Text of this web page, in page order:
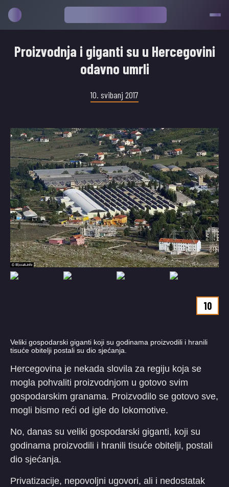
Proizvodnja i giganti su u Hercegovini
odavno umrli
10. svibanj 2017
10
Veliki gospodarski giganti koji su godinama proizvodili i hranili
tisuće obitelji postali su dio sjećanja.
Hercegovina je nekada slovila za regiju koja se
mogla pohvaliti proizvodnjom u gotovo svim
gospodarskim granama. Proizvodilo se gotovo sve,
mogli bismo reći od igle do lokomotive.
No, danas su veliki gospodarski giganti, koji su
godinama proizvodili i hranili tisuće obitelji, postali
dio sjećanja.
Privatizacije, nepovoljni ugovori, ali i nedostatak